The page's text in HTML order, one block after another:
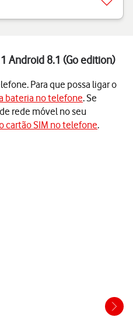
Android 8.1 (Go edition)
Para que possa ligar o
bateria no telefone. Se
rede móvel no seu
cartão SIM no telefone.